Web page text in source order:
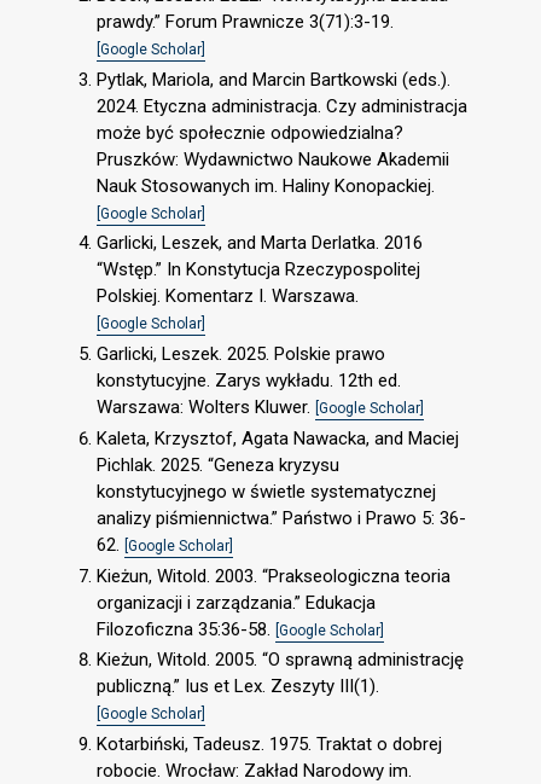
prawdy.” Forum Prawnicze 3(71):3-19.
[Google Scholar]
Pytlak, Mariola, and Marcin Bartkowski (eds.).
2024. Etyczna administracja. Czy administracja
może być społecznie odpowiedzialna?
Pruszków: Wydawnictwo Naukowe Akademii
Nauk Stosowanych im. Haliny Konopackiej.
[Google Scholar]
Garlicki, Leszek, and Marta Derlatka. 2016
“Wstęp.” In Konstytucja Rzeczypospolitej
Polskiej. Komentarz I. Warszawa.
[Google Scholar]
Garlicki, Leszek. 2025. Polskie prawo
konstytucyjne. Zarys wykładu. 12th ed.
Warszawa: Wolters Kluwer. [Google Scholar]
Kaleta, Krzysztof, Agata Nawacka, and Maciej
Pichlak. 2025. “Geneza kryzysu
konstytucyjnego w świetle systematycznej
analizy piśmiennictwa.” Państwo i Prawo 5: 36-
62. [Google Scholar]
Kieżun, Witold. 2003. “Prakseologiczna teoria
organizacji i zarządzania.” Edukacja
Filozoficzna 35:36-58.
[Google Scholar]
Kieżun, Witold. 2005. “O sprawną administrację
publiczną.” Ius et Lex. Zeszyty III(1).
[Google Scholar]
Kotarbiński, Tadeusz. 1975. Traktat o dobrej
robocie. Wrocław: Zakład Narodowy im.